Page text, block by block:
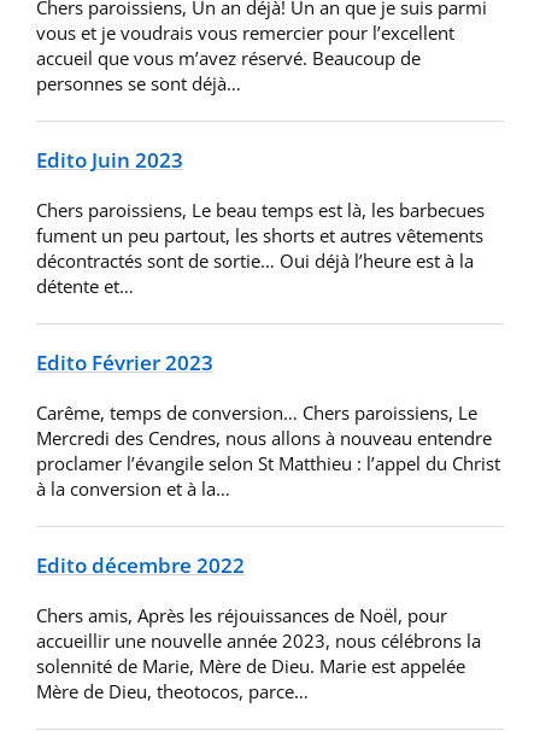
Chers paroissiens, Un an déjà! Un an que je suis parmi
vous et je voudrais vous remercier pour l’excellent
accueil que vous m’avez réservé. Beaucoup de
personnes se sont déjà…
Edito Juin 2023
Chers paroissiens, Le beau temps est là, les barbecues
fument un peu partout, les shorts et autres vêtements
décontractés sont de sortie… Oui déjà l’heure est à la
détente et…
Edito Février 2023
Carême, temps de conversion… Chers paroissiens, Le
Mercredi des Cendres, nous allons à nouveau entendre
proclamer l’évangile selon St Matthieu : l’appel du Christ
à la conversion et à la…
Edito décembre 2022
Chers amis, Après les réjouissances de Noël, pour
accueillir une nouvelle année 2023, nous célébrons la
solennité de Marie, Mère de Dieu. Marie est appelée
Mère de Dieu, theotocos, parce…